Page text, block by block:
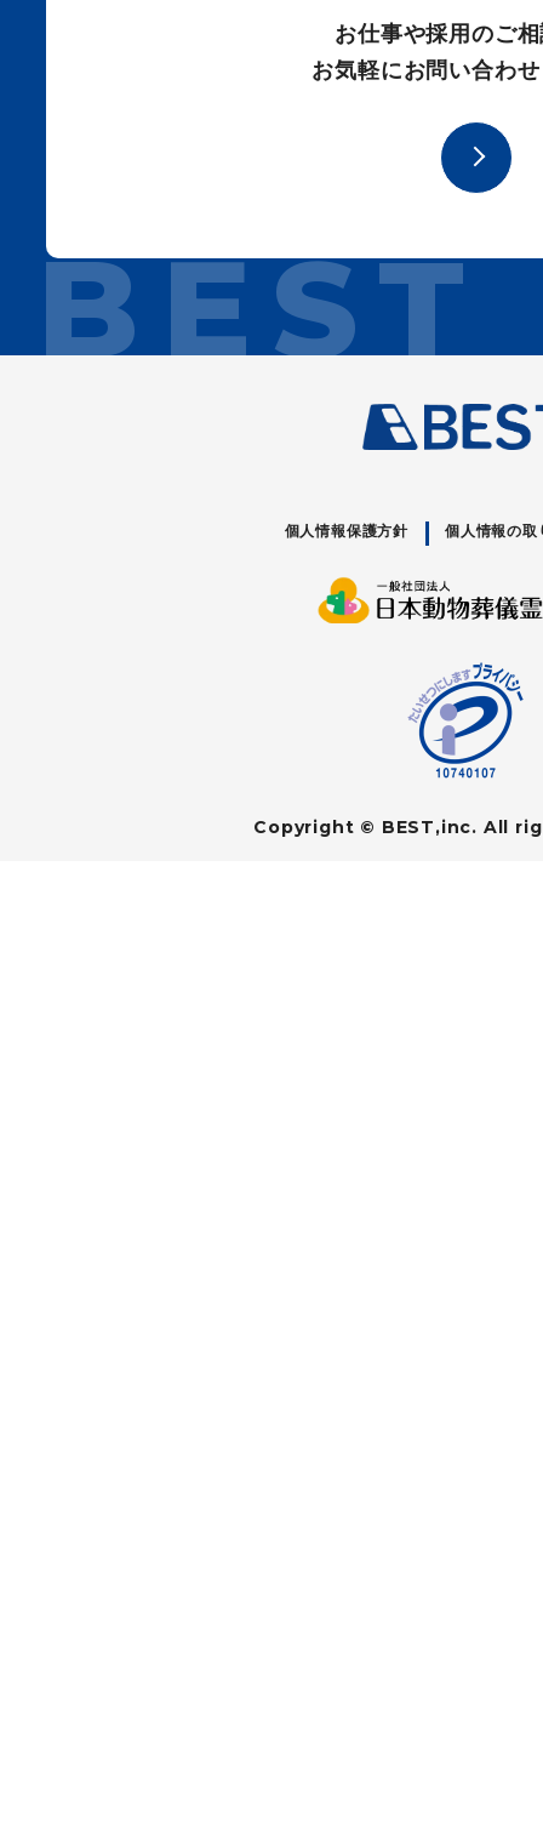
お仕事や採用のご
お気軽にお問い合わ
個人情報保護方針 個人情報の取
Copyright © BEST,inc. All